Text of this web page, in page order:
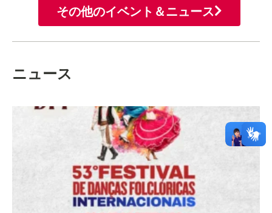
その他のイベント＆ニュース
ニュース